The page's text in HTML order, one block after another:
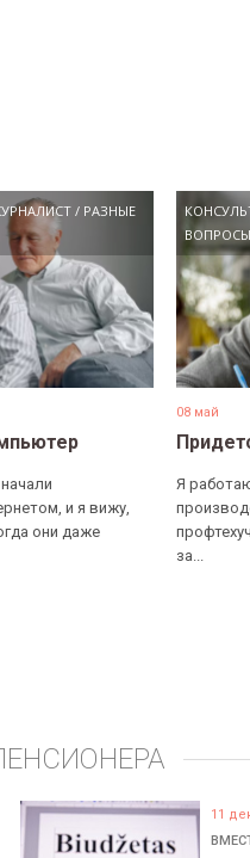
/ РАЗНЫЕ
и я вижу,
они даже
ВОПРОСЫ
08 май
Я
за...
11